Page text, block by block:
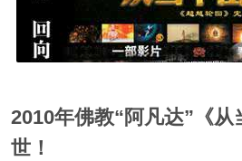
2010年佛教“阿凡达”《从
世！